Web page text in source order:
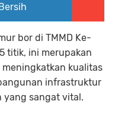
bor di TMMD Ke-
titik, ini merupakan
meningkatkan kualitas
infrastruktur
yang sangat vital.